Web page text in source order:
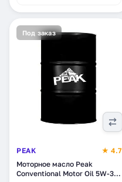
Под заказ
PEAK
★ 4.7
Моторное масло Peak
Conventional Motor Oil 5W-30,